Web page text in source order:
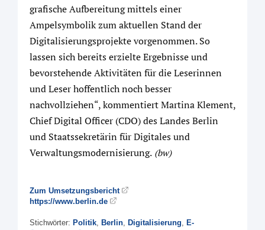
grafische Aufbereitung mittels einer
Ampelsymbolik zum aktuellen Stand der
Digitalisierungsprojekte vorgenommen. So
lassen sich bereits erzielte Ergebnisse und
bevorstehende Aktivitäten für die Leserinnen
und Leser hoffentlich noch besser
nachvollziehen“, kommentiert Martina Klement,
Chief Digital Officer (CDO) des Landes Berlin
und Staatssekretärin für Digitales und
Verwaltungsmodernisierung. (bw)
Zum Umsetzungsbericht
https://www.berlin.de
Stichwörter: Politik, Berlin, Digitalisierung, E-